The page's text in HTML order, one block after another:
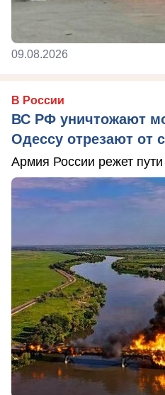
09.08.2026
В России
ВС РФ уничтожают
Одессу отрезают от
Армия России режет